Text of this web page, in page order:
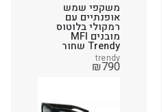
משקפי שמש
אופנתיים עם
רמקולי בלוטוס
מובנים MFI
Trendy שחור
trendy
₪790